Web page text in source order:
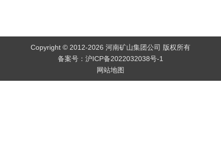
Copyright © 2012-2026 河南矿山集团公司 版权所有
备案号： 沪ICP备2022032038号-1
网站地图